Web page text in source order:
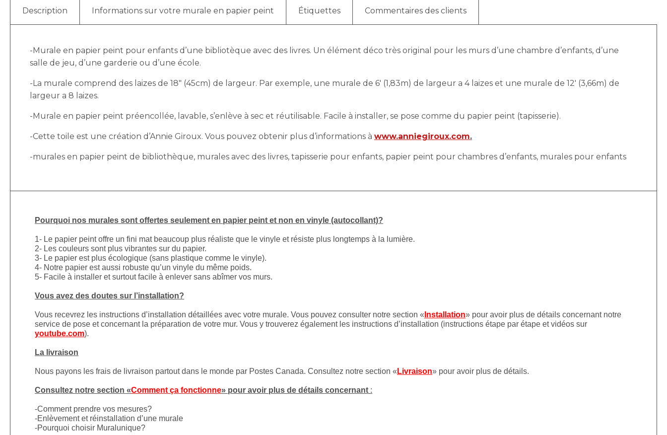
Description Informations sur votre murale en papier peint Étiquettes Commentaires des clients
-Murale en papier peint pour enfants d’une bibliotèque avec des livres. Un élément déco très original pour les murs d’une chambre d’enfants, d’une
salle de jeu, d’une garderie ou d’une école.
-La murale comprend des laizes de 18″ (45cm) de largeur. Par exemple, une murale de 6′ (1,83m) de largeur a 4 laizes et une murale de 12′ (3,66m) de
largeur a 8 laizes.
-Murale en papier peint préencollée, lavable, s’enlève à sec et réutilisable. Facile à installer, se pose comme du papier peint (tapisserie).
-Cette toile est une création d’Annie Giroux. Vous pouvez obtenir plus d’informations àwww.anniegiroux.com.
-murales en papier peint de bibliothèque, murales avec des livres, tapisserie pour enfants, papier peint pour chambres d’enfants, murales pour enfants
Pourquoi nos murales sont offertes seulement en papier peint et non en vinyle (autocollant)?
1- Le papier peint offre un fini mat beaucoup plus réaliste que le vinyle et résiste plus longtemps à la lumière.
2- Les couleurs sont plus vibrantes sur du papier.
3- Le papier est plus écologique (sans plastique comme le vinyle).
4- Notre papier est aussi robuste qu’un vinyle du même poids.
5- Facile à installer et surtout facile à enlever sans abîmer vos murs.
Vous avez des doutes sur l’installation?
Vous recevrez les instructions d’installation détaillées avec votre murale. Vous pouvez consulter notre section « Installation» pour avoir plus de détails concernant notre
service de pose et concernant la préparation de votre mur. Vous y trouverez également les instructions d’installation (instructions étape par étape et vidéos sur
youtube.com).
La livraison
Nous payons les frais de livraison partout dans le monde par Postes Canada. Consultez notre section « Livraison» pour avoir plus de détails.
Consultez notre section «Comment ça fonctionne» pour avoir plus de détails concernant :
-Comment prendre vos mesures?
-Enlèvement et réinstallation d’une murale
-Pourquoi choisir Muralunique?